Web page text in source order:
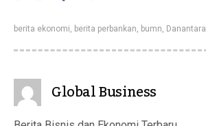
berita ekonomi, berita perbankan, bumn, Danantara
Global Business